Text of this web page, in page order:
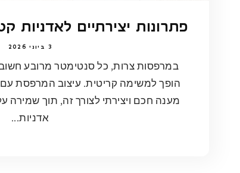
פתרונות יצירתיים לאדניות
3 ביוני 2026
במרפסות צרות, כל סנטימטר מרובע
הופך למשימה קריטית. עיצוב המרפסת
מענה חכם ויצירתי לצורך זה, תוך שמירה על
אדניות...